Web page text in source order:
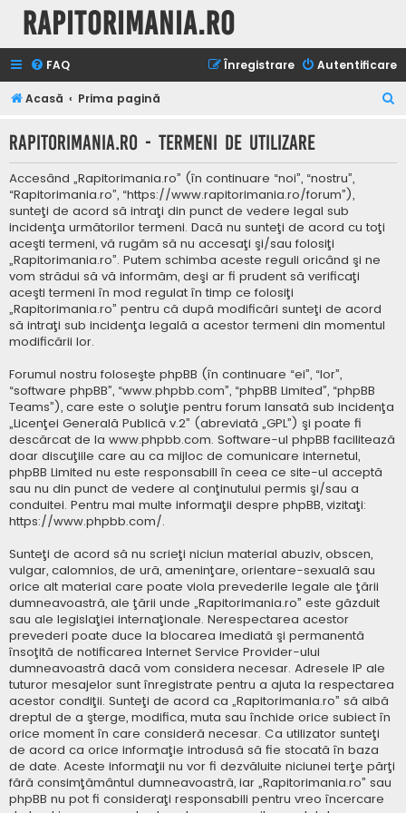
Rapitorimania.ro
FAQ Autentificare
Înregistrare
Acasă Prima pagină
t
Rapitorimania.ro - Termeni de utilizare
Accesând „Rapitorimania.ro” (în continuare “noi”, “nostru”,
“Rapitorimania.ro”, “https://www.rapitorimania.ro/forum”),
sunteţi de acord să intraţi din punct de vedere legal sub
incidenţa următorilor termeni. Dacă nu sunteţi de acord cu toţi
aceşti termeni, vă rugăm să nu accesaţi şi/sau folosiţi
„Rapitorimania.ro”. Putem schimba aceste reguli oricând şi ne
vom strădui să vă informăm, deşi ar fi prudent să verificaţi
aceşti termeni în mod regulat în timp ce folosiţi
„Rapitorimania.ro” pentru că după modificări sunteţi de acord
să intraţi sub incidenţa legală a acestor termeni din momentul
modificării lor.
Forumul nostru foloseşte phpBB (în continuare “ei”, “lor”,
“software phpBB”, “www.phpbb.com”, “phpBB Limited”, “phpBB
Teams”), care este o soluţie pentru forum lansată sub incidenţa
„Licenţei Generală Publică v.2” (abreviată „GPL”) şi poate fi
descărcat de la www.phpbb.com. Software-ul phpBB facilitează
doar discuţiile care au ca mijloc de comunicare internetul,
phpBB Limited nu este responsabill în ceea ce site-ul acceptă
sau nu din punct de vedere al conţinutului permis şi/sau a
conduitei. Pentru mai multe informaţii despre phpBB, vizitaţi:
https://www.phpbb.com/.
Sunteţi de acord să nu scrieţi niciun material abuziv, obscen,
vulgar, calomnios, de ură, ameninţare, orientare-sexuală sau
orice alt material care poate viola prevederile legale ale ţării
dumneavoastră, ale ţării unde „Rapitorimania.ro” este găzduit
sau ale legislaţiei internaţionale. Nerespectarea acestor
prevederi poate duce la blocarea imediată şi permanentă
însoţită de notificarea Internet Service Provider-ului
dumneavoastră dacă vom considera necesar. Adresele IP ale
tuturor mesajelor sunt înregistrate pentru a ajuta la respectarea
acestor condiţii. Sunteţi de acord ca „Rapitorimania.ro” să aibă
dreptul de a şterge, modifica, muta sau închide orice subiect în
orice moment în care consideră necesar. Ca utilizator sunteţi
de acord ca orice informaţie introdusă să fie stocată în baza
de date. Aceste informaţii nu vor fi dezvăluite niciunei terţe părţi
fără consimţământul dumneavoastră, iar „Rapitorimania.ro” sau
phpBB nu pot fi consideraţi responsabili pentru vreo încercare